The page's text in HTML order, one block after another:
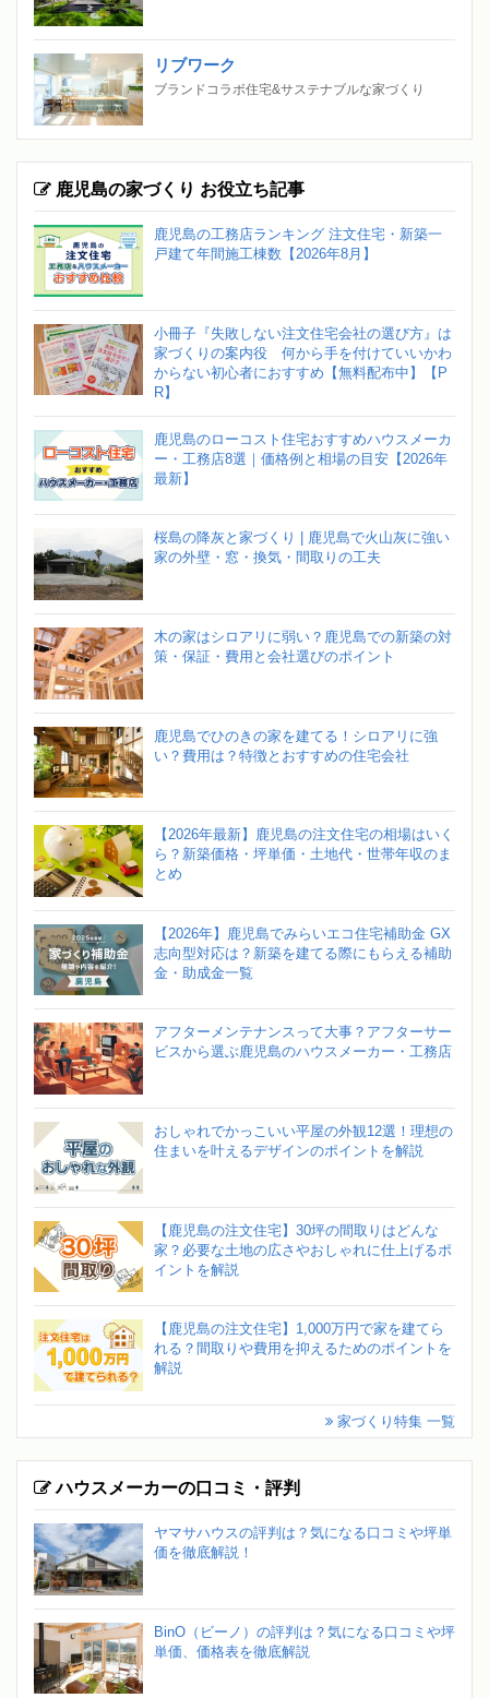
リブワーク
ブランドコラボ住宅&サステナブルな家づくり
鹿児島の家づくり お役立ち記事
鹿児島の工務店ランキング 注文住宅・新築一
戸建て年間施工棟数【2026年8月】
小冊子『失敗しない注文住宅会社の選び方』は
家づくりの案内役 何から手を付けていいかわ
からない初心者におすすめ【無料配布中】【P
R】
鹿児島のローコスト住宅おすすめハウスメーカ
ー・工務店8選｜価格例と相場の目安【2026年
最新】
桜島の降灰と家づくり | 鹿児島で火山灰に強い
家の外壁・窓・換気・間取りの工夫
木の家はシロアリに弱い？鹿児島での新築の対
策・保証・費用と会社選びのポイント
鹿児島でひのきの家を建てる！シロアリに強
い？費用は？特徴とおすすめの住宅会社
【2026年最新】鹿児島の注文住宅の相場はいく
ら？新築価格・坪単価・土地代・世帯年収のま
とめ
【2026年】鹿児島でみらいエコ住宅補助金 GX
志向型対応は？新築を建てる際にもらえる補助
金・助成金一覧
アフターメンテナンスって大事？アフターサー
ビスから選ぶ鹿児島のハウスメーカー・工務店
おしゃれでかっこいい平屋の外観12選！理想の
住まいを叶えるデザインのポイントを解説
【鹿児島の注文住宅】30坪の間取りはどんな
家？必要な土地の広さやおしゃれに仕上げるポ
イントを解説
【鹿児島の注文住宅】1,000万円で家を建てら
れる？間取りや費用を抑えるためのポイントを
解説
家づくり特集 一覧
ハウスメーカーの口コミ・評判
ヤマサハウスの評判は？気になる口コミや坪単
価を徹底解説！
BinO（ビーノ）の評判は？気になる口コミや坪
単価、価格表を徹底解説